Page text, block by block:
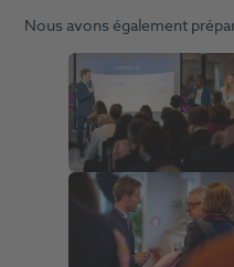
Nous avons également